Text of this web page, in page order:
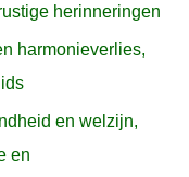
herinneringen
harmonieverlies,
en welzijn,
en